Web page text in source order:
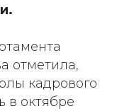
отметила,
кадрового
в октябре